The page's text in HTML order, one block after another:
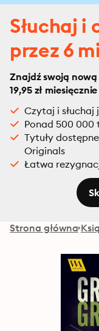
Słuchaj
przez 6
Znajdź swoją
19,95 zł
Czytaj i słuchaj
Ponad 500 000
Tytuły
Originals
Łatwa
Strona główna